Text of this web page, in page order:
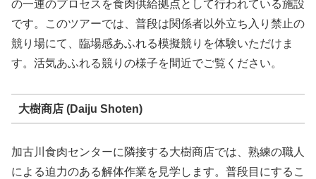
の一連のプロセスを食肉供給拠点として行われている施設
です。このツアーでは、普段は関係者以外立ち入り禁止の
競り場にて、臨場感あふれる模擬競りを体験いただけま
す。活気あふれる競りの様子を間近でご覧ください。
大樹商店 (Daiju Shoten)
加古川食肉センターに隣接する大樹商店では、熟練の職人
による迫力のある解体作業を見学します。普段目にするこ